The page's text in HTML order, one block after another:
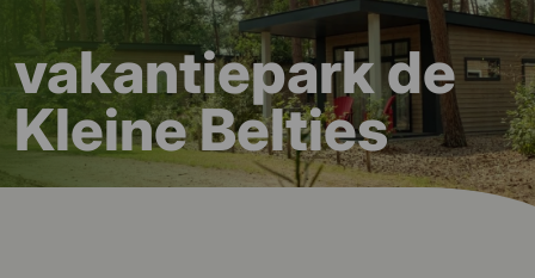
vakantiepark de
Kleine Belties